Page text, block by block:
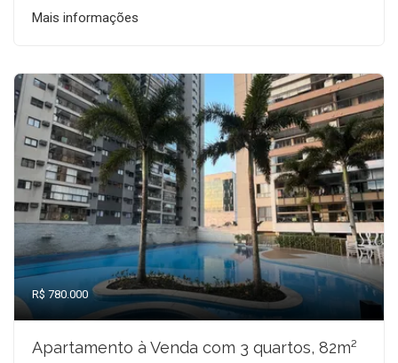
Mais informações
R$ 780.000
Apartamento à Venda com 3 quartos, 82m²